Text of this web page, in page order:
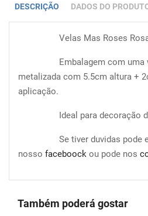
DESCRIÇÃO DADOS DO
Velas Mas Roses
Embalagem com
metalizada com 5.5cm altura +
aplicação.
Ideal para decoração
Se tiver duvidas pode
nosso faceboock ou pode nos
Também poderá gostar